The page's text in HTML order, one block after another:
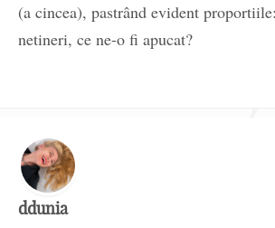
(a cincea), pastrând evident
netineri, ce ne-o fi apucat?
ddunia